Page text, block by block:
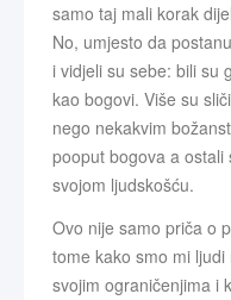
samo taj mali korak
No, umjesto da
i vidjeli su sebe: bili su
kao bogovi. Više su
nego nekakvim
pooput bogova a
svojom ljudskošću.
Ovo nije samo priča o
tome kako smo mi
svojim ograničenjima i